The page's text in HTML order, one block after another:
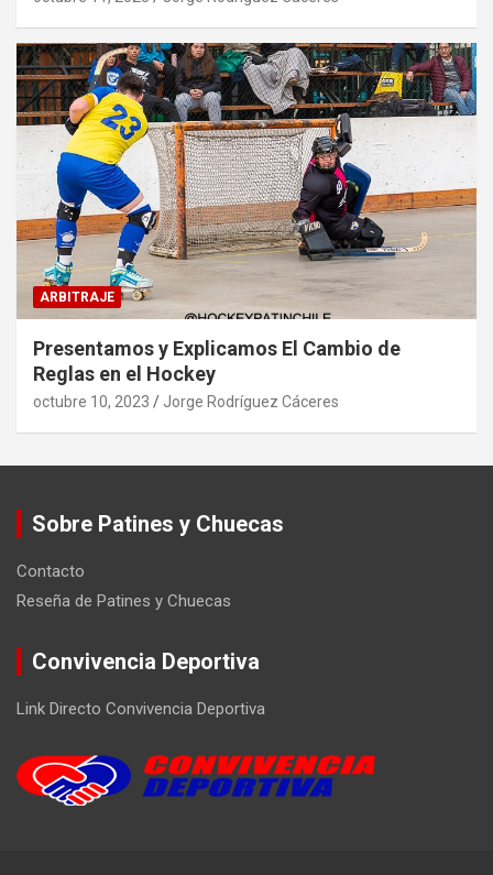
ARBITRAJE
Presentamos y Explicamos El Cambio de
Reglas en el Hockey
octubre 10, 2023 Jorge Rodríguez Cáceres
Sobre Patines y Chuecas
Contacto
Reseña de Patines y Chuecas
Convivencia Deportiva
Link Directo Convivencia Deportiva